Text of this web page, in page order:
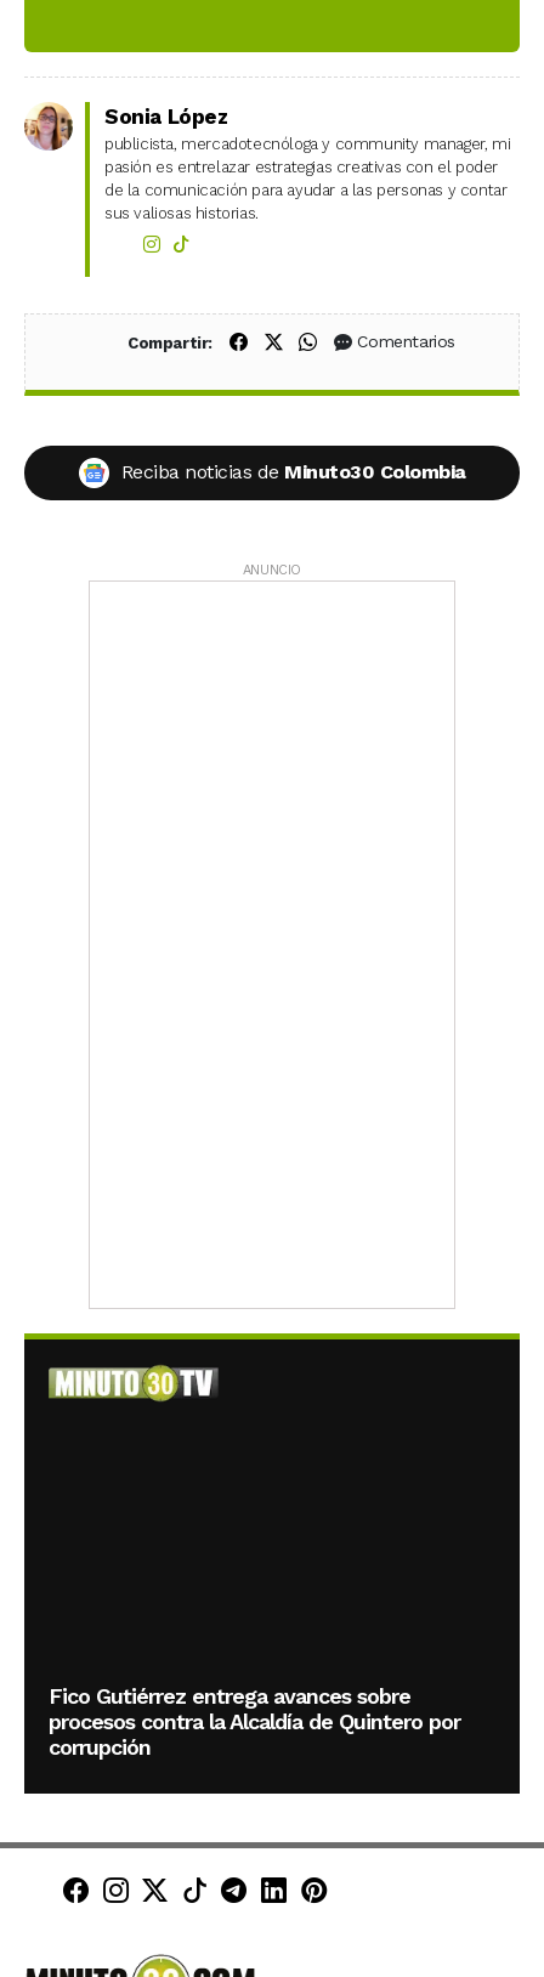
Sonia López
publicista, mercadotecnóloga y community manager, mi
pasión es entrelazar estrategias creativas con el poder
de la comunicación para ayudar a las personas y contar
sus valiosas historias.
Compartir: Compartir en Facebook
Compartir en X (Twitter)
Compartir en WhatsApp
Comentarios
Reciba noticias de Minuto30 Colombia
ANUNCIO
Fico Gutiérrez entrega avances sobre
procesos contra la Alcaldía de Quintero por
corrupción
Minuto30 en Facebook
Minuto30 en Instagram
Minuto30 en X (Twitter)
Minuto30 en TikTok
Canal de Minuto30 en
Minuto30 en LinkedIn
Minuto30 en